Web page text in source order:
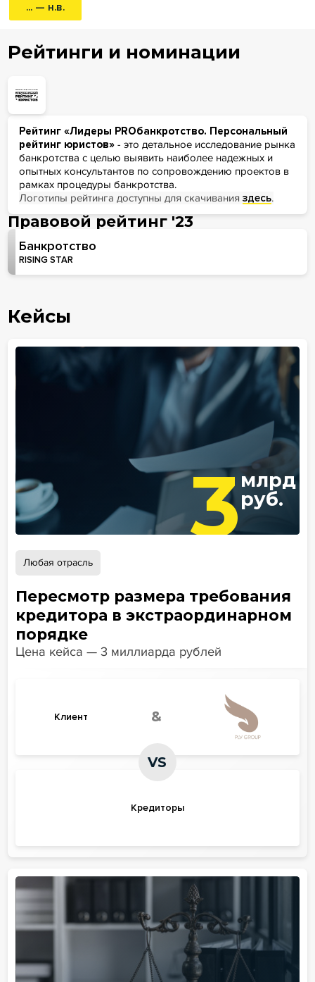
... — н.в.
Рейтинги и номинации
Рейтинг «Лидеры PROбанкротство. Персональный
рейтинг юристов»- это детальное исследование рынка
банкротства с целью выявить наиболее надежных и
опытных консультантов по сопровождению проектов в
рамках процедуры банкротства.
Логотипы рейтинга доступны для скачивания здесь.
Правовой рейтинг '23
Банкротство
RISING STAR
Кейсы
3млрд
руб.
Любая отрасль
Пересмотр размера требования
кредитора в экстраординарном
порядке
Цена кейса — 3 миллиарда рублей
Клиент &
VS
Кредиторы